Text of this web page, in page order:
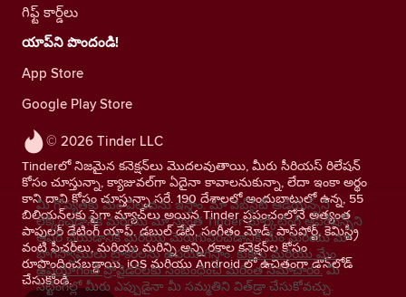
© 2026 Tinder LLC
Tinderలో నిజమైన కనెక్షన్‌లు మొదలవుతాయి, మీరు సీరియస్ రిలేషన్
కోసం చూస్తున్నా, క్యాజువల్‌గా ఏదైనా కావాలనుకున్నా, లేదా ఇంకా అర్థం
కాని దాని కోసం చూస్తున్నా సరే. 190 దేశాలలో అందుబాటులో ఉన్న, 55
బిలియన్‌లకు పైగా మ్యాచ్‌లు అయిన Tinder ప్రపంచంలోనే అత్యంత
పాపులర్ డేటింగ్ యాప్. డబుల్ డేట్, సంగీతం మోడ్, పాస్‌పోర్ట్, కెమిస్ట్రీ
వంటి ఫీచర్‌లు, మరియు మరిన్ని అన్ని రకాల కనెక్షన్‌ల కోసం
రూపొందించబడ్డాయి. iOS మరియు Android లో ఉచితంగా డౌన్‌లోడ్
చేసుకోండి.
గిఫ్ట్ కార్డ్‌లు
యాప్‌ని పొందండి!
App Store
Google Play Store
మీ గోప్యతకు మేం విలువను ఇస్తాం. మా వెబ్‌సైట్ ఆడియెన్స్‌ని
లెక్కించడానికి మరియు మా స్వంత Tinder మార్కెటింగ్ ఆపరేషన్స్‌ని
ఆఫర్ చేయడానికి మరియు మెరుగుపరచడానికి మేం మరియు మా
భాగస్వాములు ట్రాకర్‌లను ఉపయోగిస్తాం. కుకీలు మరియు మేం
ఉపయోగించే ప్రొవైడర్‌లకు సంబంధించి మరింత సమాచారం. మీ
సెట్టింగ్‌ల్లో మీరు ఎప్పుడైనా మీ సమ్మతిని విత్‌డ్రా చేసుకోవచ్చు.